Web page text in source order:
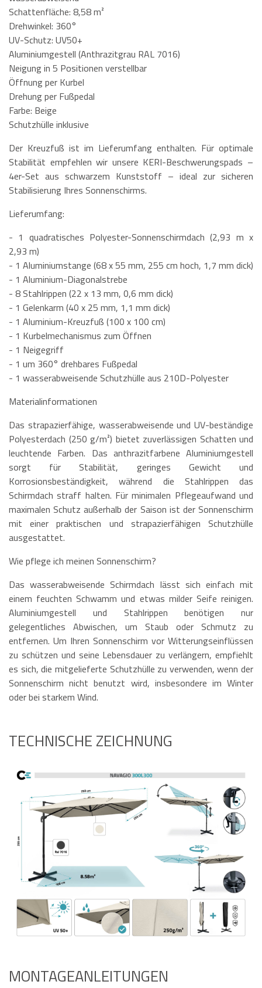
Schattenfläche: 8,58 m²
Drehwinkel: 360°
UV-Schutz: UV50+
Aluminiumgestell (Anthrazitgrau RAL 7016)
Neigung in 5 Positionen verstellbar
Öffnung per Kurbel
Drehung per Fußpedal
Farbe: Beige
Schutzhülle inklusive
Der Kreuzfuß ist im Lieferumfang enthalten. Für optimale
Stabilität empfehlen wir unsere KERI-Beschwerungspads –
4er-Set aus schwarzem Kunststoff – ideal zur sicheren
Stabilisierung Ihres Sonnenschirms.
Lieferumfang:
- 1 quadratisches Polyester-Sonnenschirmdach (2,93 m x
2,93 m)
- 1 Aluminiumstange (68 x 55 mm, 255 cm hoch, 1,7 mm dick)
- 1 Aluminium-Diagonalstrebe
- 8 Stahlrippen (22 x 13 mm, 0,6 mm dick)
- 1 Gelenkarm (40 x 25 mm, 1,1 mm dick)
- 1 Aluminium-Kreuzfuß (100 x 100 cm)
- 1 Kurbelmechanismus zum Öffnen
- 1 Neigegriff
- 1 um 360° drehbares Fußpedal
- 1 wasserabweisende Schutzhülle aus 210D-Polyester
Materialinformationen
Das strapazierfähige, wasserabweisende und UV-beständige
Polyesterdach (250 g/m²) bietet zuverlässigen Schatten und
leuchtende Farben. Das anthrazitfarbene Aluminiumgestell
sorgt für Stabilität, geringes Gewicht und
Korrosionsbeständigkeit, während die Stahlrippen das
Schirmdach straff halten. Für minimalen Pflegeaufwand und
maximalen Schutz außerhalb der Saison ist der Sonnenschirm
mit einer praktischen und strapazierfähigen Schutzhülle
ausgestattet.
Wie pflege ich meinen Sonnenschirm?
Das wasserabweisende Schirmdach lässt sich einfach mit
einem feuchten Schwamm und etwas milder Seife reinigen.
Aluminiumgestell und Stahlrippen benötigen nur
gelegentliches Abwischen, um Staub oder Schmutz zu
entfernen. Um Ihren Sonnenschirm vor Witterungseinflüssen
zu schützen und seine Lebensdauer zu verlängern, empfiehlt
es sich, die mitgelieferte Schutzhülle zu verwenden, wenn der
Sonnenschirm nicht benutzt wird, insbesondere im Winter
oder bei starkem Wind.
TECHNISCHE ZEICHNUNG
MONTAGEANLEITUNGEN